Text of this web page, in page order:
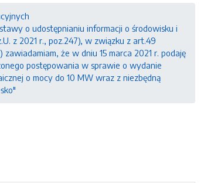
o udostępnianiu informacji o środowisku i
z 2021 r., poz.247), w związku z art.49
że w dniu 15 marca 2021 r. podaję
postępowania w sprawie o wydanie
o mocy do 10 MW wraz z niezbędną